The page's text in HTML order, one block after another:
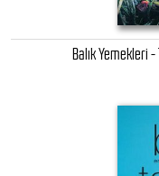
Balık Yemekleri